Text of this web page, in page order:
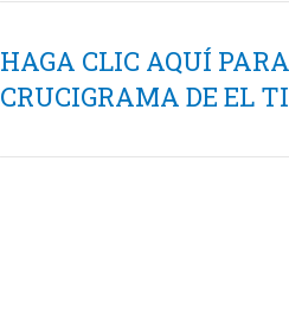
HAGA CLIC AQUÍ
CRUCIGRAMA DE EL